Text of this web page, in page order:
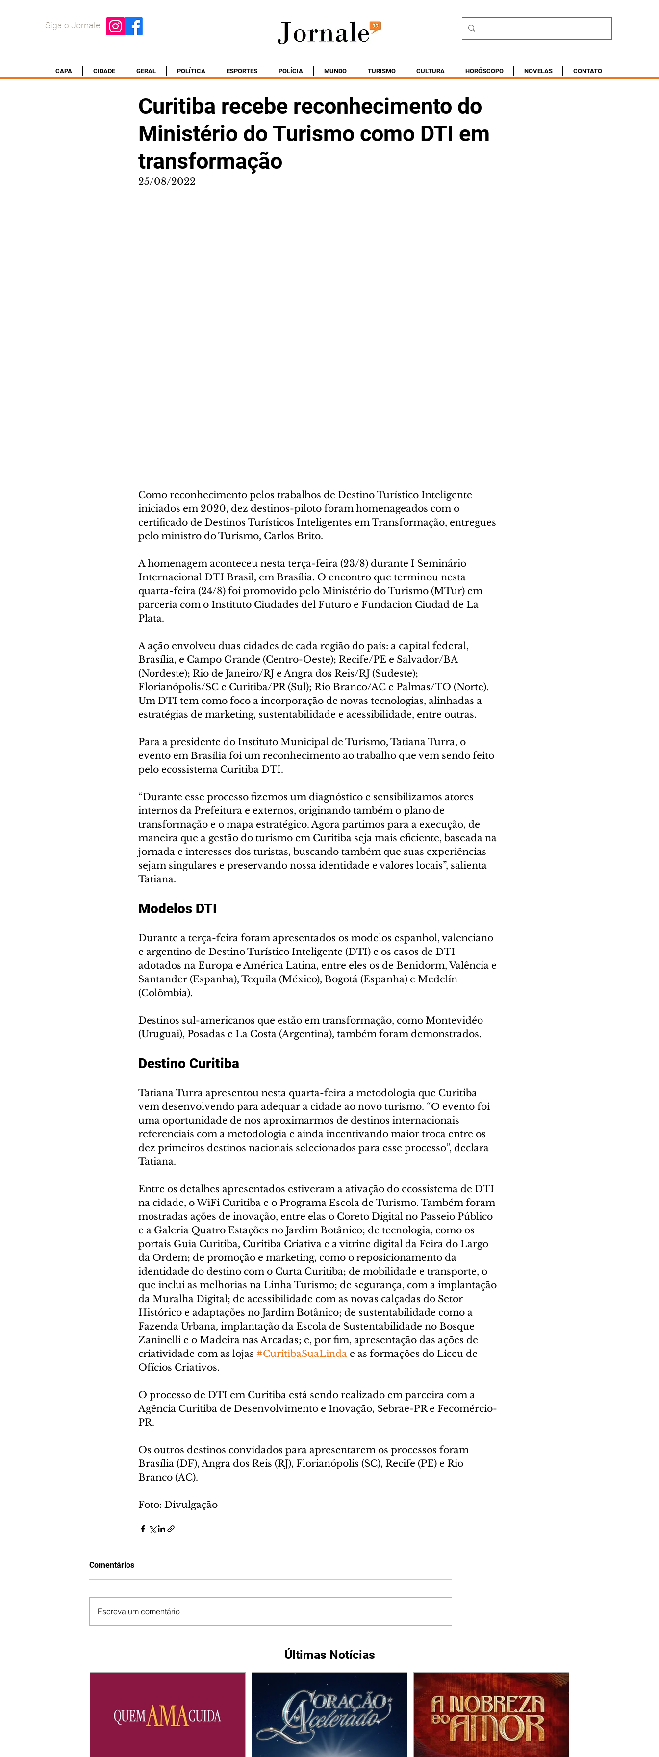
Siga o Jornale
CAPA CIDADE GERAL POLÍTICA ESPORTES POLÍCIA MUNDO TURISMO CULTURA HORÓSCOPO NOVELAS CONTATO
Curitiba recebe reconhecimento do
Ministério do Turismo como DTI em
transformação
25/08/2022
Como reconhecimento pelos trabalhos de Destino Turístico Inteligente
iniciados em 2020, dez destinos-piloto foram homenageados com o
certificado de Destinos Turísticos Inteligentes em Transformação, entregues
pelo ministro do Turismo, Carlos Brito.
A homenagem aconteceu nesta terça-feira (23/8) durante I Seminário
Internacional DTI Brasil, em Brasília. O encontro que terminou nesta
quarta-feira (24/8) foi promovido pelo Ministério do Turismo (MTur) em
parceria com o Instituto Ciudades del Futuro e Fundacion Ciudad de La
Plata.
A ação envolveu duas cidades de cada região do país: a capital federal,
Brasília, e Campo Grande (Centro-Oeste); Recife/PE e Salvador/BA
(Nordeste); Rio de Janeiro/RJ e Angra dos Reis/RJ (Sudeste);
Florianópolis/SC e Curitiba/PR (Sul); Rio Branco/AC e Palmas/TO (Norte).
Um DTI tem como foco a incorporação de novas tecnologias, alinhadas a
estratégias de marketing, sustentabilidade e acessibilidade, entre outras.
Para a presidente do Instituto Municipal de Turismo, Tatiana Turra, o
evento em Brasília foi um reconhecimento ao trabalho que vem sendo feito
pelo ecossistema Curitiba DTI.
“Durante esse processo fizemos um diagnóstico e sensibilizamos atores
internos da Prefeitura e externos, originando também o plano de
transformação e o mapa estratégico. Agora partimos para a execução, de
maneira que a gestão do turismo em Curitiba seja mais eficiente, baseada na
jornada e interesses dos turistas, buscando também que suas experiências
sejam singulares e preservando nossa identidade e valores locais”, salienta
Tatiana.
Modelos DTI
Durante a terça-feira foram apresentados os modelos espanhol, valenciano
e argentino de Destino Turístico Inteligente (DTI) e os casos de DTI
adotados na Europa e América Latina, entre eles os de Benidorm, Valência e
Santander (Espanha), Tequila (México), Bogotá (Espanha) e Medelín
(Colômbia).
Destinos sul-americanos que estão em transformação, como Montevidéo
(Uruguai), Posadas e La Costa (Argentina), também foram demonstrados.
Destino Curitiba
Tatiana Turra apresentou nesta quarta-feira a metodologia que Curitiba
vem desenvolvendo para adequar a cidade ao novo turismo. “O evento foi
uma oportunidade de nos aproximarmos de destinos internacionais
referenciais com a metodologia e ainda incentivando maior troca entre os
dez primeiros destinos nacionais selecionados para esse processo”, declara
Tatiana.
Entre os detalhes apresentados estiveram a ativação do ecossistema de DTI
na cidade, o WiFi Curitiba e o Programa Escola de Turismo. Também foram
mostradas ações de inovação, entre elas o Coreto Digital no Passeio Público
e a Galeria Quatro Estações no Jardim Botânico; de tecnologia, como os
portais Guia Curitiba, Curitiba Criativa e a vitrine digital da Feira do Largo
da Ordem; de promoção e marketing, como o reposicionamento da
identidade do destino com o Curta Curitiba; de mobilidade e transporte, o
que inclui as melhorias na Linha Turismo; de segurança, com a implantação
da Muralha Digital; de acessibilidade com as novas calçadas do Setor
Histórico e adaptações no Jardim Botânico; de sustentabilidade como a
Fazenda Urbana, implantação da Escola de Sustentabilidade no Bosque
Zaninelli e o Madeira nas Arcadas; e, por fim, apresentação das ações de
criatividade com as lojas #CuritibaSuaLinda e as formações do Liceu de
Ofícios Criativos.
O processo de DTI em Curitiba está sendo realizado em parceira com a
Agência Curitiba de Desenvolvimento e Inovação, Sebrae-PR e Fecomércio-
PR.
Os outros destinos convidados para apresentarem os processos foram
Brasília (DF), Angra dos Reis (RJ), Florianópolis (SC), Recife (PE) e Rio
Branco (AC).
Foto: Divulgação
Comentários
Escreva um comentário
Últimas Notícias